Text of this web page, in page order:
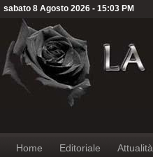
sabato 8 Agosto 2026 - 15:03 PM
Home Editoriale Attualità